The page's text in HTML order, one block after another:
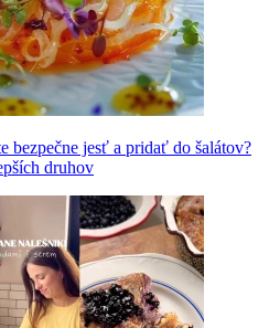
bezpečne jesť a pridať do šalátov?
druhov